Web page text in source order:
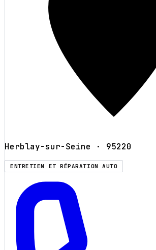
Herblay-sur-Seine · 95220
ENTRETIEN ET RÉPARATION AUTO